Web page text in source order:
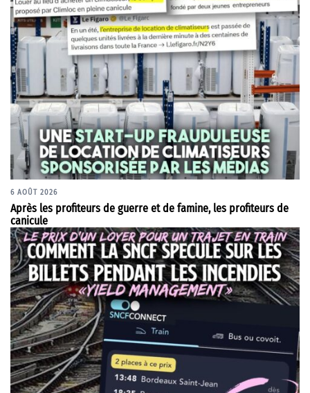
6 AOÛT 2026
Après les profiteurs de guerre et de famine, les profiteurs de
canicule